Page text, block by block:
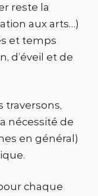
reste la
aux arts…)
et temps
d’éveil et de
traversons,
nécessité de
en général)
chaque